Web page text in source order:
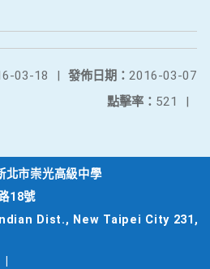
發佈日期： 2016-03-07
03-18
|
點擊率： 521 |
北市崇光高級中學
18號
Dist., New Taipei City 231,